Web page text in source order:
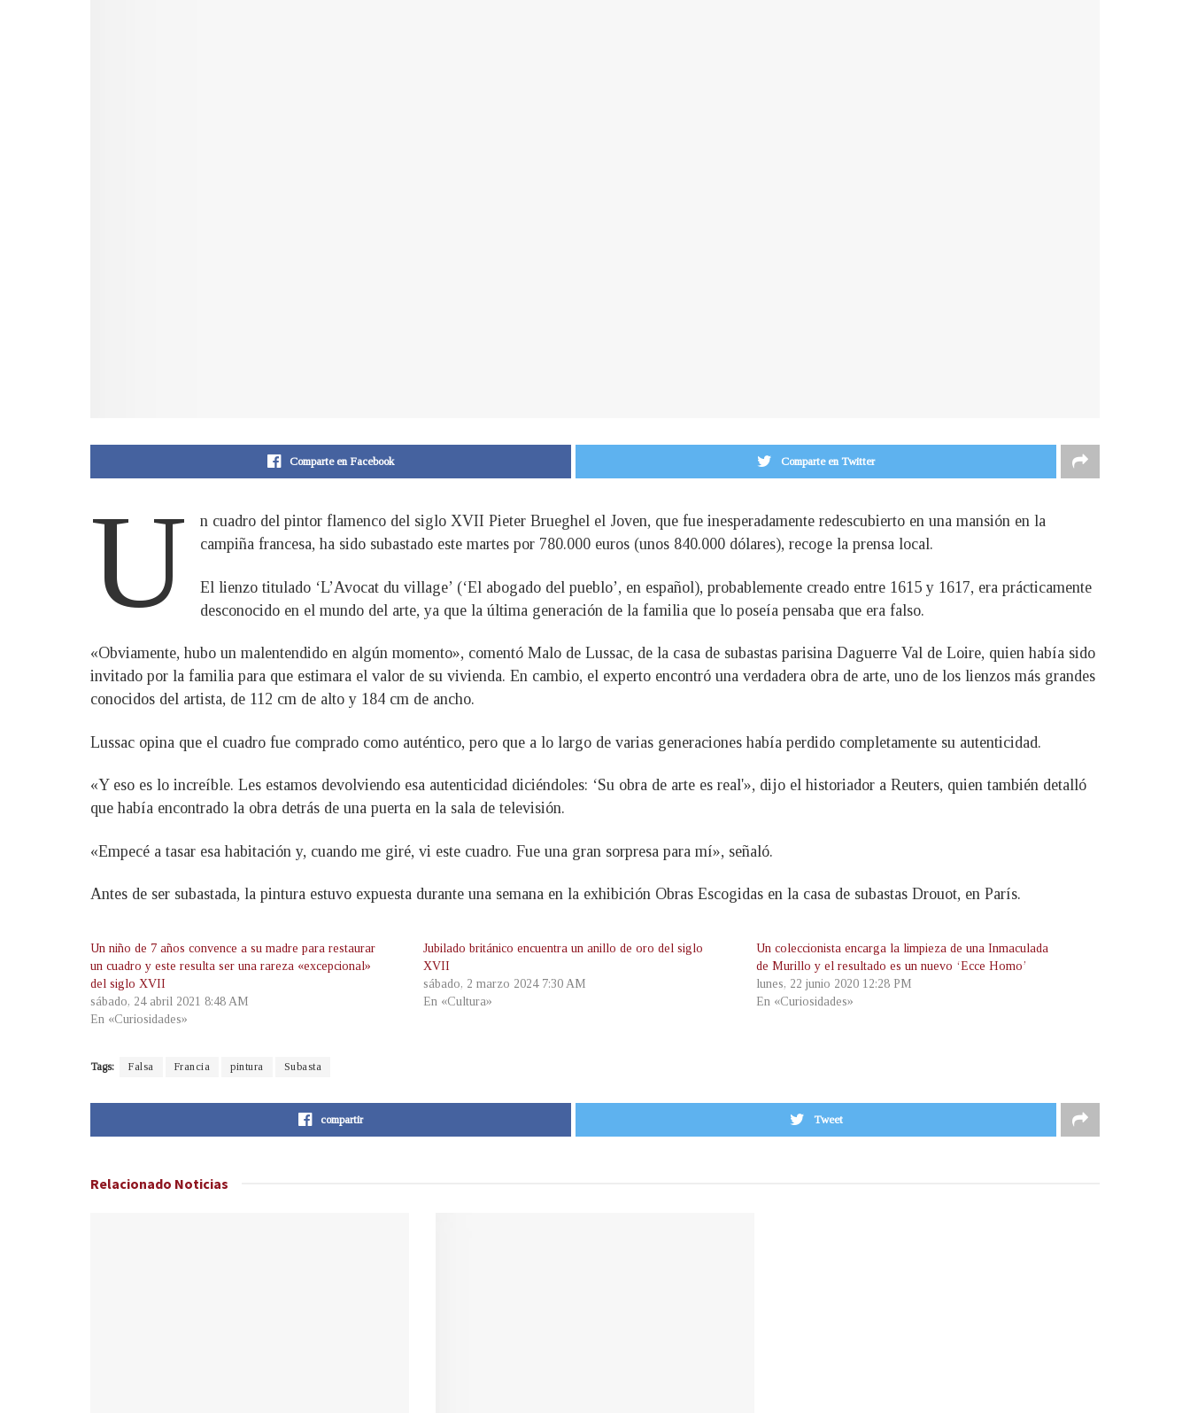
Comparte en Facebook Comparte en Twitter
U
n cuadro del pintor flamenco del siglo XVII Pieter Brueghel el Joven, que fue inesperadamente redescubierto en una mansión en la
campiña francesa, ha sido subastado este martes por 780.000 euros (unos 840.000 dólares), recoge la prensa local.
El lienzo titulado ‘L’Avocat du village’ (‘El abogado del pueblo’, en español), probablemente creado entre 1615 y 1617, era prácticamente
desconocido en el mundo del arte, ya que la última generación de la familia que lo poseía pensaba que era falso.
«Obviamente, hubo un malentendido en algún momento», comentó Malo de Lussac, de la casa de subastas parisina Daguerre Val de Loire, quien había sido
invitado por la familia para que estimara el valor de su vivienda. En cambio, el experto encontró una verdadera obra de arte, uno de los lienzos más grandes
conocidos del artista, de 112 cm de alto y 184 cm de ancho.
Lussac opina que el cuadro fue comprado como auténtico, pero que a lo largo de varias generaciones había perdido completamente su autenticidad.
«Y eso es lo increíble. Les estamos devolviendo esa autenticidad diciéndoles: ‘Su obra de arte es real'», dijo el historiador a Reuters, quien también detalló
que había encontrado la obra detrás de una puerta en la sala de televisión.
«Empecé a tasar esa habitación y, cuando me giré, vi este cuadro. Fue una gran sorpresa para mí», señaló.
Antes de ser subastada, la pintura estuvo expuesta durante una semana en la exhibición Obras Escogidas en la casa de subastas Drouot, en París.
Un niño de 7 años convence a su madre para restaurar
un cuadro y este resulta ser una rareza «excepcional»
del siglo XVII
sábado, 24 abril 2021 8:48 AM
En «Curiosidades»
Jubilado británico encuentra un anillo de oro del siglo
XVII
sábado, 2 marzo 2024 7:30 AM
En «Cultura»
Un coleccionista encarga la limpieza de una Inmaculada
de Murillo y el resultado es un nuevo ‘Ecce Homo’
lunes, 22 junio 2020 12:28 PM
En «Curiosidades»
Tags: Falsa Francia pintura Subasta
compartir Tweet
Relacionado Noticias